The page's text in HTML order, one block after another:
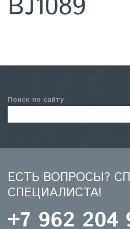
Поиск по сайту
ЕСТЬ ВОПРОСЫ?
СПЕЦИАЛИСТА!
+7 962 204